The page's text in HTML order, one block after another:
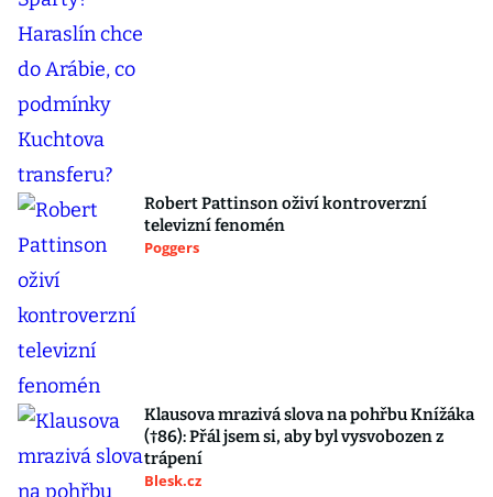
Robert Pattinson oživí kontroverzní
televizní fenomén
Poggers
Klausova mrazivá slova na pohřbu Knížáka
(†86): Přál jsem si, aby byl vysvobozen z
trápení
Blesk.cz